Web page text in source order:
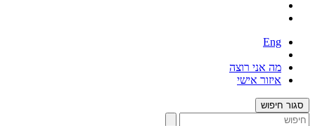
Eng
מה אני רוצה
איזור אישי
סגור חיפוש